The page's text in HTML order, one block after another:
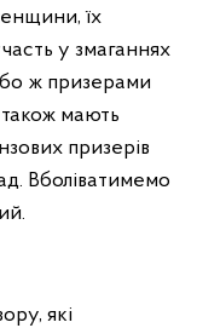
їх
у змаганнях
ж призерами
також мають
призерів
Вболіватимемо
які